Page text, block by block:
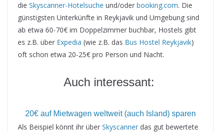
die Skyscanner-Hotelsuche und/oder booking.com. Die
günstigsten Unterkünfte in Reykjavik und Umgebung sind
ab etwa 60-70€ im Doppelzimmer buchbar, Hostels gibt
es z.B. über Expedia (wie z.B. das Bus Hostel Reykjavik)
oft schon etwa 20-25€ pro Person und Nacht.
Auch interessant:
20€ auf Mietwagen weltweit (auch Island) sparen
Als Beispiel könnt ihr über Skyscanner das gut bewertete